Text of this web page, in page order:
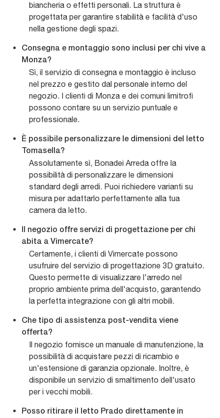
biancheria o effetti personali. La struttura è
progettata per garantire stabilità e facilità d'uso
nella gestione degli spazi.
Consegna e montaggio sono inclusi per chi vive a
Monza?
Sì, il servizio di consegna e montaggio è incluso
nel prezzo e gestito dal personale interno del
negozio. I clienti di Monza e dei comuni limitrofi
possono contare su un servizio puntuale e
professionale.
È possibile personalizzare le dimensioni del letto
Tomasella?
Assolutamente sì, Bonadei Arreda offre la
possibilità di personalizzare le dimensioni
standard degli arredi. Puoi richiedere varianti su
misura per adattarlo perfettamente alla tua
camera da letto.
Il negozio offre servizi di progettazione per chi
abita a Vimercate?
Certamente, i clienti di Vimercate possono
usufruire del servizio di progettazione 3D gratuito.
Questo permette di visualizzare l'arredo nel
proprio ambiente prima dell'acquisto, garantendo
la perfetta integrazione con gli altri mobili.
Che tipo di assistenza post-vendita viene
offerta?
Il negozio fornisce un manuale di manutenzione, la
possibilità di acquistare pezzi di ricambio e
un'estensione di garanzia opzionale. Inoltre, è
disponibile un servizio di smaltimento dell'usato
per i vecchi mobili.
Posso ritirare il letto Prado direttamente in